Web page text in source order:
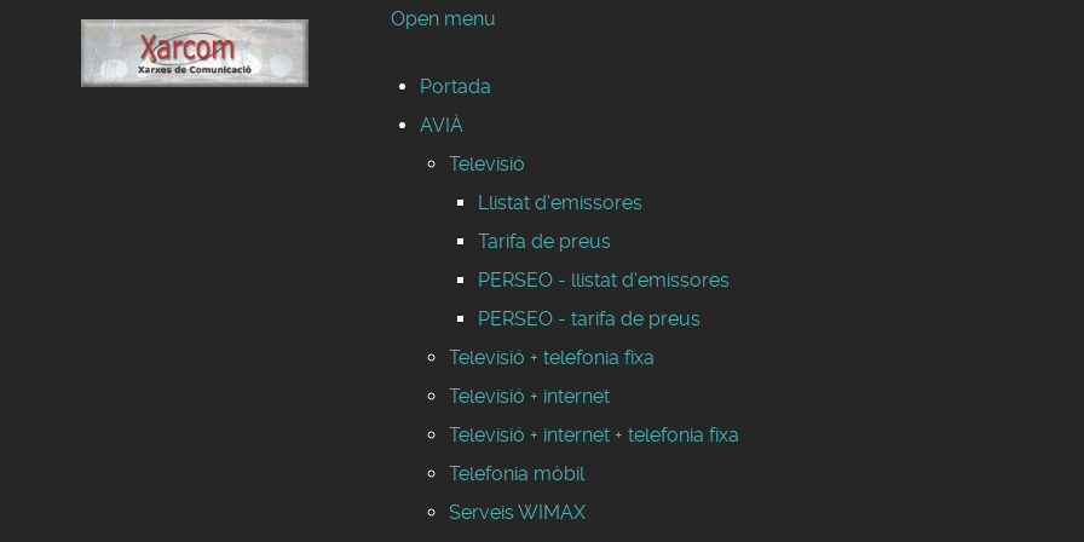
Open menu
Portada
AVIÀ
Televisió
Llistat d'emissores
Tarifa de preus
PERSEO - llistat d'emissores
PERSEO - tarifa de preus
Televisió + telefonia fixa
Televisió + internet
Televisió + internet + telefonia fixa
Telefonia mòbil
Serveis WIMAX